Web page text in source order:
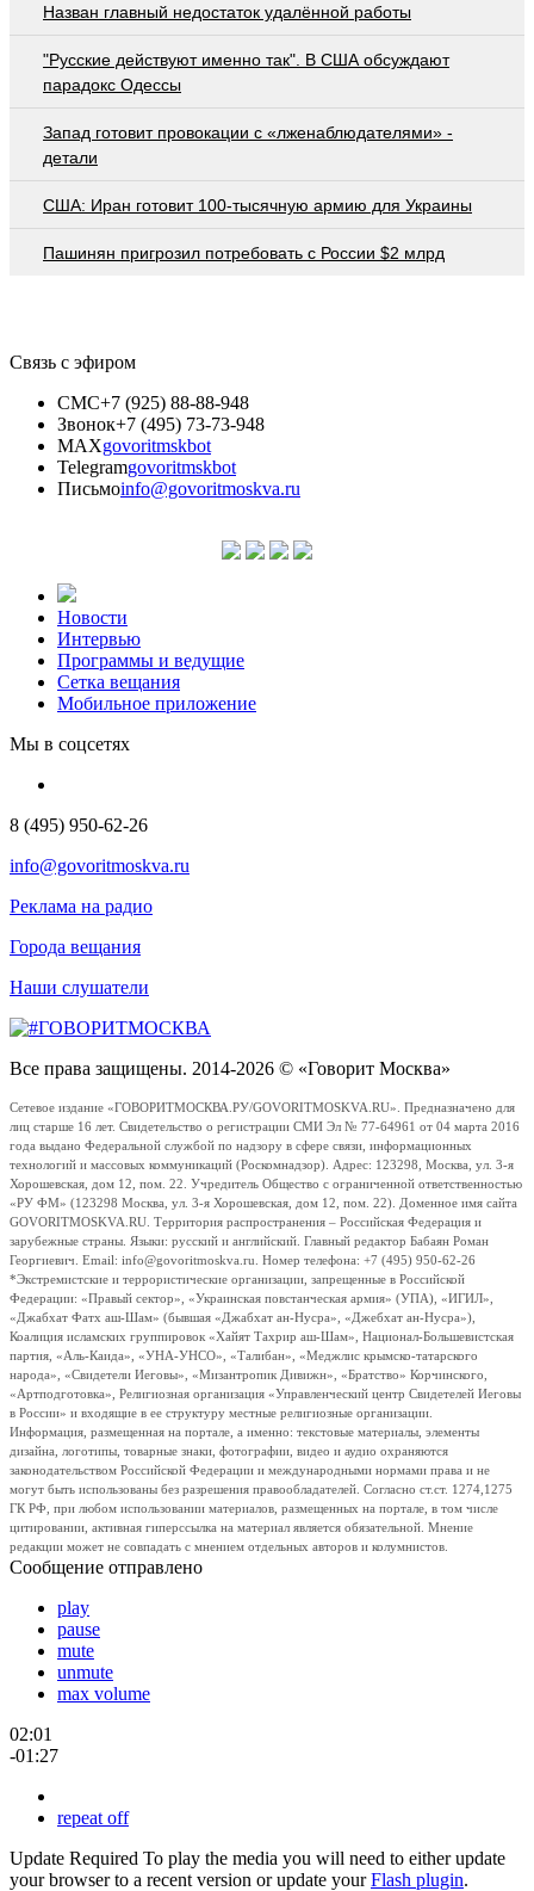
Назван главный недостаток удалённой работы
"Русские действуют именно так". В США обсуждают
парадокс Одессы
Запад готовит провокации с «лженаблюдателями» -
детали
США: Иран готовит 100-тысячную армию для Украины
Пашинян пригрозил потребовать c России $2 млрд
Связь с эфиром
СМС+7 (925) 88-88-948
Звонок+7 (495) 73-73-948
MAXgovoritmskbot
Telegramgovoritmskbot
Письмоinfo@govoritmoskva.ru
Новости
Интервью
Программы и ведущие
Сетка вещания
Мобильное приложение
Мы в соцсетях
8 (495) 950-62-26
info@govoritmoskva.ru
Реклама на радио
Города вещания
Наши слушатели
Все права защищены. 2014-2026 © «Говорит Москва»
Сетевое издание «ГОВОРИТМОСКВА.РУ/GOVORITMOSKVA.RU». Предназначено для
лиц старше 16 лет. Свидетельство о регистрации СМИ Эл № 77-64961 от 04 марта 2016
года выдано Федеральной службой по надзору в сфере связи, информационных
технологий и массовых коммуникаций (Роскомнадзор). Адрес: 123298, Москва, ул. 3-я
Хорошевская, дом 12, пом. 22. Учредитель Общество с ограниченной ответственностью
«РУ ФМ» (123298 Москва, ул. 3-я Хорошевская, дом 12, пом. 22). Доменное имя сайта
GOVORITMOSKVA.RU. Территория распространения – Российская Федерация и
зарубежные страны. Языки: русский и английский. Главный редактор Бабаян Роман
Георгиевич. Email: info@govoritmoskva.ru. Номер телефона: +7 (495) 950-62-26
*Экстремистские и террористические организации, запрещенные в Российской
Федерации: «Правый сектор», «Украинская повстанческая армия» (УПА), «ИГИЛ»,
«Джабхат Фатх аш-Шам» (бывшая «Джабхат ан-Нусра», «Джебхат ан-Нусра»),
Коалиция исламских группировок «Хайят Тахрир аш-Шам», Национал-Большевистская
партия, «Аль-Каида», «УНА-УНСО», «Талибан», «Меджлис крымско-татарского
народа», «Свидетели Иеговы», «Мизантропик Дивижн», «Братство» Корчинского,
«Артподготовка», Религиозная организация «Управленческий центр Свидетелей Иеговы
в России» и входящие в ее структуру местные религиозные организации.
Информация, размещенная на портале, а именно: текстовые материалы, элементы
дизайна, логотипы, товарные знаки, фотографии, видео и аудио охраняются
законодательством Российской Федерации и международными нормами права и не
могут быть использованы без разрешения правообладателей. Согласно ст.ст. 1274,1275
ГК РФ, при любом использовании материалов, размещенных на портале, в том числе
цитировании, активная гиперссылка на материал является обязательной. Мнение
редакции может не совпадать с мнением отдельных авторов и колумнистов.
Сообщение отправлено
play
pause
mute
unmute
max volume
02:01
-01:27
repeat off
Update Required To play the media you will need to either update
your browser to a recent version or update yourFlash plugin.